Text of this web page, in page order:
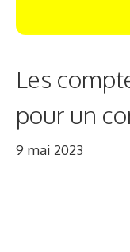
Les
pour un
9 mai 2023